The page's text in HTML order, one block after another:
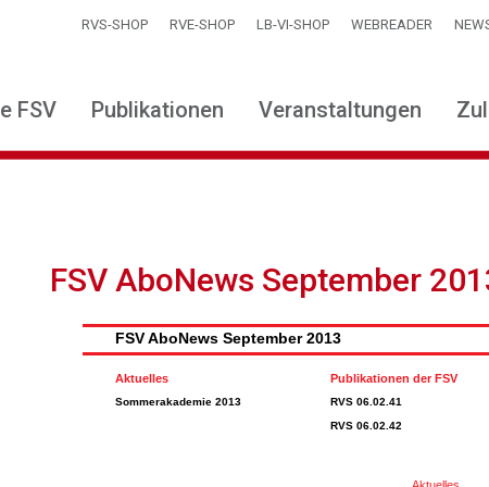
RVS-SHOP RVE-SHOP LB-VI-SHOP WEBREADER
FSV Publikationen Veranstaltungen
FSV AboNews September
FSV AboNews September 2013
Aktuelles Publikationen der FSV
Sommerakademie 2013
RVS 06.02.41
RVS 06.02.42